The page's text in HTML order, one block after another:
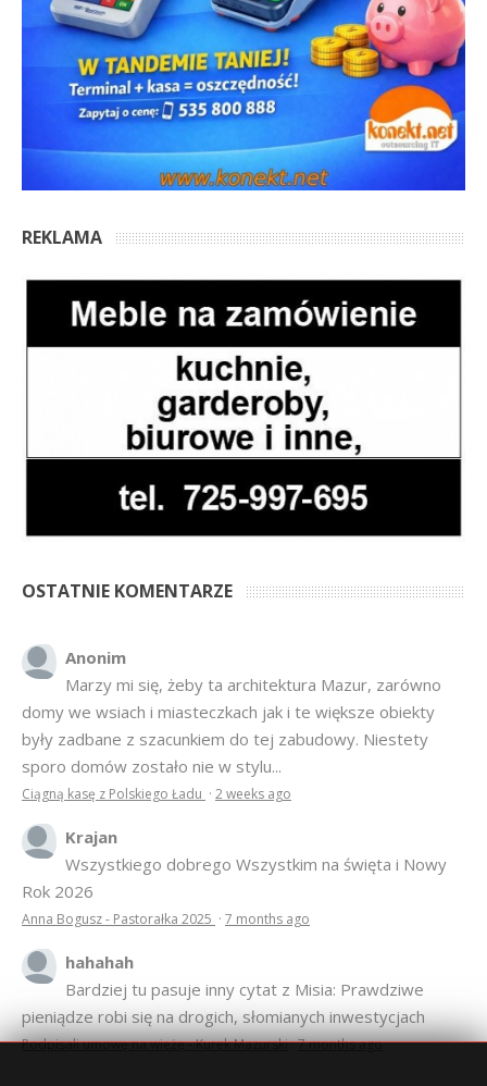
REKLAMA
OSTATNIE KOMENTARZE
Anonim
Marzy mi się, żeby ta architektura Mazur, zarówno
domy we wsiach i miasteczkach jak i te większe obiekty
były zadbane z szacunkiem do tej zabudowy. Niestety
sporo domów zostało nie w stylu...
Ciągną kasę z Polskiego Ładu · 2 weeks ago
Krajan
Wszystkiego dobrego Wszystkim na święta i Nowy
Rok 2026
Anna Bogusz - Pastorałka 2025 · 7 months ago
hahahah
Bardziej tu pasuje inny cytat z Misia: Prawdziwe
pieniądze robi się na drogich, słomianych inwestycjach
Podpisali umowę na wieżę - Kurek Mazurski·7 months ago